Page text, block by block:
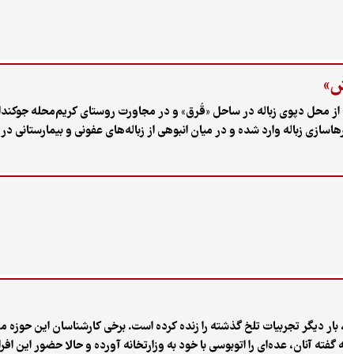
۱۳ تیر ۱۴۰۵ بود که در فضای مجازی ویدیویی کوتاه اما تکان دهنده از محل دپوی
زباله وارد شده و در میان انبوهی از زباله‌‌های عفونی و بیمارستانی
زباله‌ها راه باز کردند و زباله ها را به اطراف پخش می‌کنند یا رویش
دیگر تجربیات تلخ گذشته را زنده کرده است. برخی کارشناسان این
آنان، عده‌ای را اتوبوسی با خود به وزارتخانه آورده و حالا حضور این